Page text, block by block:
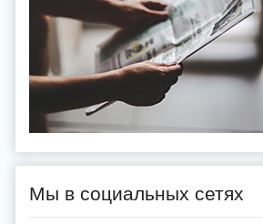
Мы в социальных сетях